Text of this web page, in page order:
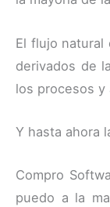
El flujo natural
derivados de
los procesos y
Y hasta ahora
Compro
puedo a la